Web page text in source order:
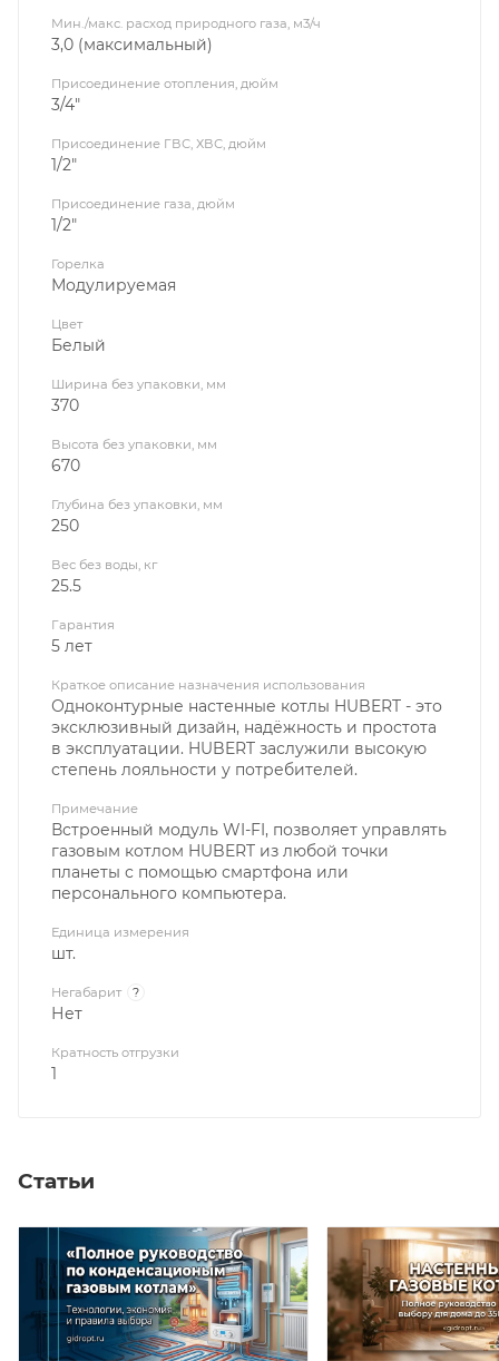
Мин./макс. расход природного газа, м3/ч
3,0 (максимальный)
Присоединение отопления, дюйм
3/4"
Присоединение ГВС, ХВС, дюйм
1/2"
Присоединение газа, дюйм
1/2"
Горелка
Модулируемая
Цвет
Белый
Ширина без упаковки, мм
370
Высота без упаковки, мм
670
Глубина без упаковки, мм
250
Вес без воды, кг
25.5
Гарантия
5 лет
Краткое описание назначения использования
Одноконтурные настенные котлы HUBERT - это
эксклюзивный дизайн, надёжность и простота
в эксплуатации. HUBERT заслужили высокую
степень лояльности у потребителей.
Примечание
Встроенный модуль WI-FI, позволяет управлять
газовым котлом HUBERT из любой точки
планеты с помощью смартфона или
персонального компьютера.
Единица измерения
шт.
Негабарит ?
Нет
Кратность отгрузки
1
Статьи